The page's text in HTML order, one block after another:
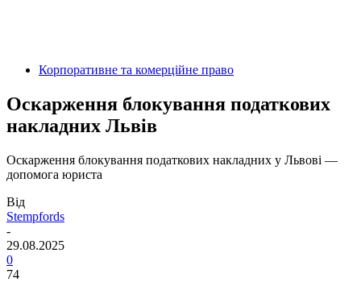
Корпоративне та комерційне право
Оскарження блокування податкових
накладних Львів
Оскарження блокування податкових накладних у Львові —
допомога юриста
Від
Stempfords
-
29.08.2025
0
74